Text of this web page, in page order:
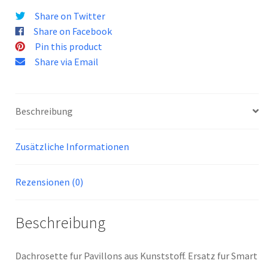
Share on Twitter
Share on Facebook
Pin this product
Share via Email
Beschreibung
Zusätzliche Informationen
Rezensionen (0)
Beschreibung
Dachrosette fur Pavillons aus Kunststoff. Ersatz fur Smart